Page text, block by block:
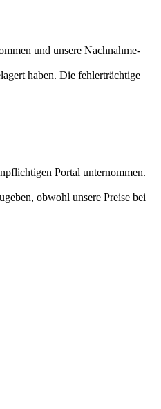
und unsere Nachnahme-
haben. Die fehlerträchtige
Portal unternommen.
obwohl unsere Preise bei